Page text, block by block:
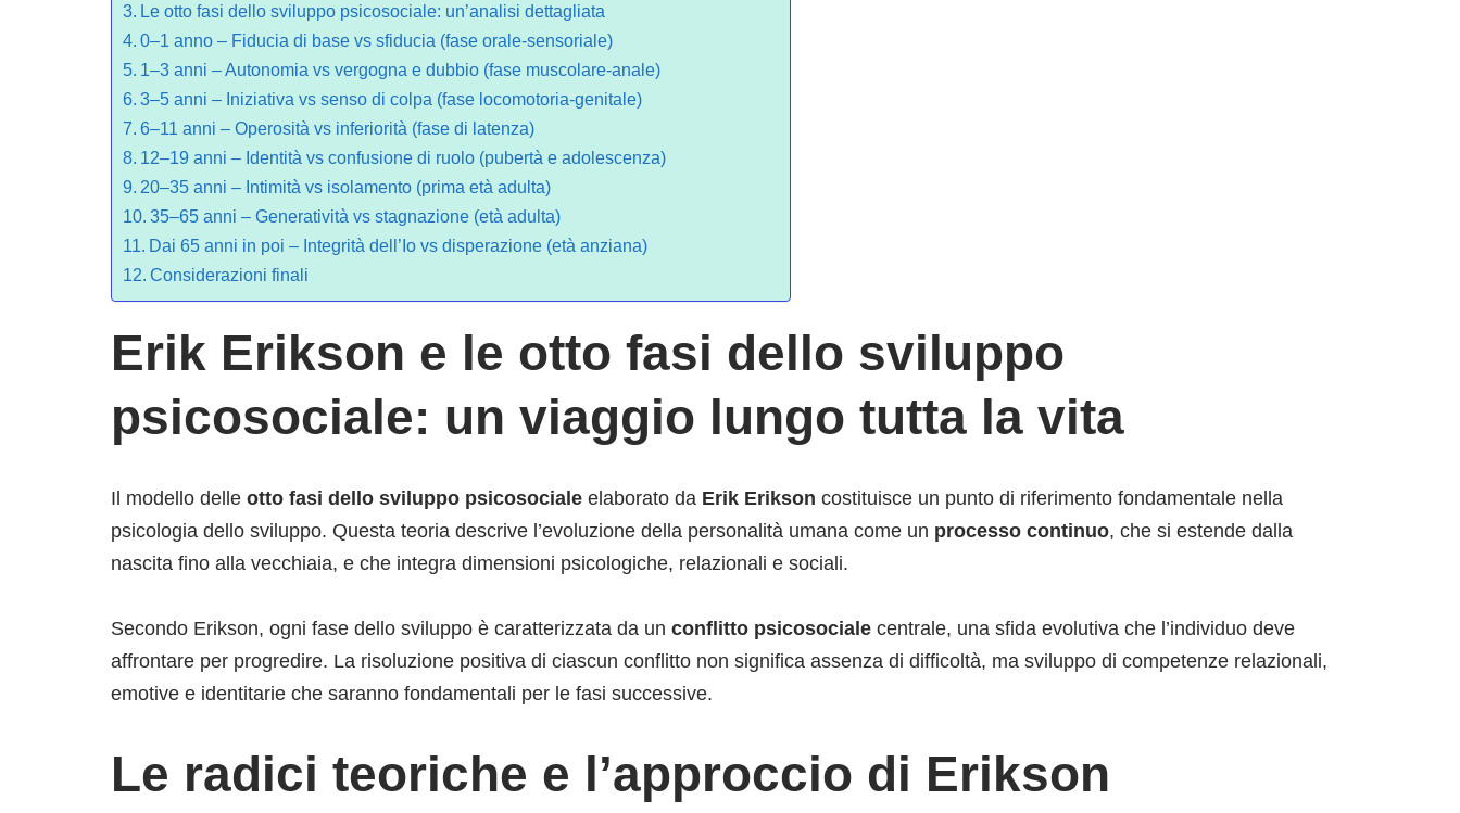
Le otto fasi dello sviluppo psicosociale: un’analisi dettagliata
0–1 anno – Fiducia di base vs sfiducia (fase orale-sensoriale)
1–3 anni – Autonomia vs vergogna e dubbio (fase muscolare-anale)
3–5 anni – Iniziativa vs senso di colpa (fase locomotoria-genitale)
6–11 anni – Operosità vs inferiorità (fase di latenza)
12–19 anni – Identità vs confusione di ruolo (pubertà e adolescenza)
20–35 anni – Intimità vs isolamento (prima età adulta)
35–65 anni – Generatività vs stagnazione (età adulta)
Dai 65 anni in poi – Integrità dell’Io vs disperazione (età anziana)
Considerazioni finali
Erik Erikson e le otto fasi dello sviluppo
psicosociale: un viaggio lungo tutta la vita
Il modello delle otto fasi dello sviluppo psicosociale elaborato da Erik Erikson costituisce un punto di riferimento fondamentale nella
psicologia dello sviluppo. Questa teoria descrive l’evoluzione della personalità umana come un processo continuo, che si estende dalla
nascita fino alla vecchiaia, e che integra dimensioni psicologiche, relazionali e sociali.
Secondo Erikson, ogni fase dello sviluppo è caratterizzata da un conflitto psicosociale centrale, una sfida evolutiva che l’individuo deve
affrontare per progredire. La risoluzione positiva di ciascun conflitto non significa assenza di difficoltà, ma sviluppo di competenze relazionali,
emotive e identitarie che saranno fondamentali per le fasi successive.
Le radici teoriche e l’approccio di Erikson